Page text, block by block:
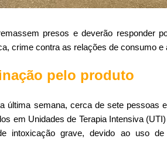
presos e deverão responder
crime contra as relações de consumo
pelo produto
última semana, cerca de sete pessoas
em Unidades de Terapia Intensiva
intoxicação grave, devido ao uso de